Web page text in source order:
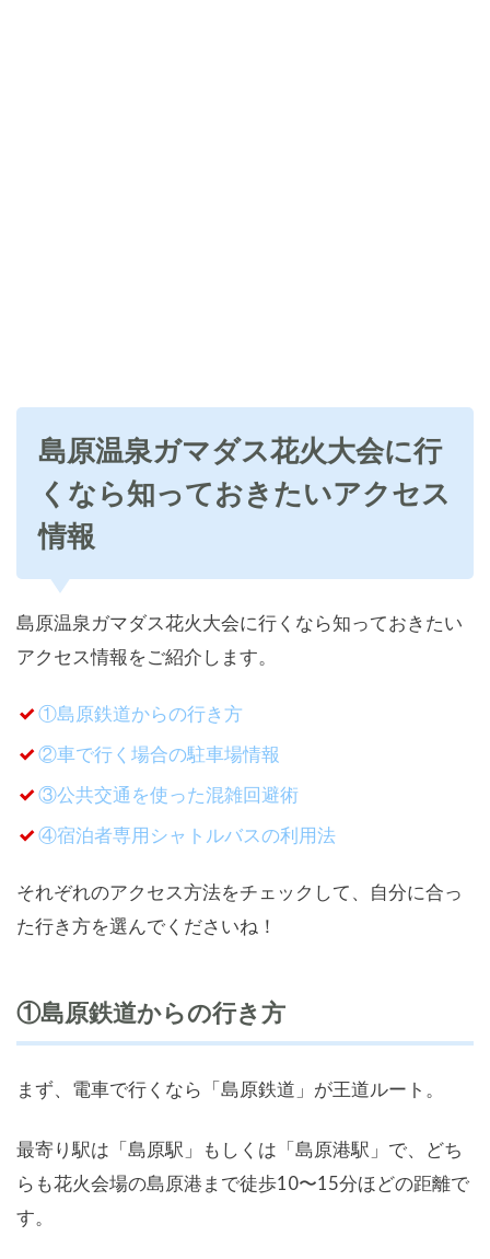
島原温泉ガマダス花火大会に行
くなら知っておきたいアクセス
情報
島原温泉ガマダス花火大会に行くなら知っておきたい
アクセス情報をご紹介します。
①島原鉄道からの行き方
②車で行く場合の駐車場情報
③公共交通を使った混雑回避術
④宿泊者専用シャトルバスの利用法
それぞれのアクセス方法をチェックして、自分に合っ
た行き方を選んでくださいね！
①島原鉄道からの行き方
まず、電車で行くなら「島原鉄道」が王道ルート。
最寄り駅は「島原駅」もしくは「島原港駅」で、どち
らも花火会場の島原港まで徒歩10〜15分ほどの距離で
す。